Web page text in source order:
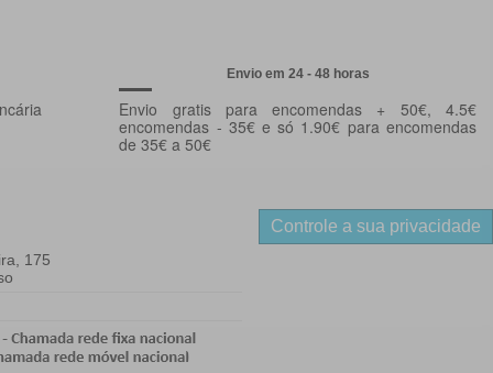
Envio em 24 - 48 horas
Envio gratis para encomendas + 50€, 4.5€
encomendas - 35€ e só 1.90€ para encomendas
de 35€ a 50€
175
Controle a sua privacidade